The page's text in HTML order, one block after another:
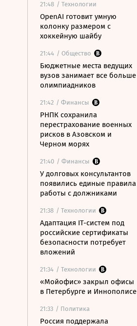
21:48 / Технологии
OpenAI готовит умную
колонку размером с
хоккейную шайбу
21:44 / Общество
Бюджетные места ведущих
вузов занимает все больше
олимпиадников
21:42 / Финансы
РНПК сохранила
перестрахование военных
рисков в Азовском и
Черном морях
21:40 / Финансы
У долговых консультантов
появились единые правила
работы с должниками
21:38 / Технологии
Адаптация IT-систем под
российские сертификаты
безопасности потребует
вложений
21:34 / Технологии
«Мойофис» закрыл офисы
в Петербурге и Иннополисе
21:33 / Политика
Россия поддержала